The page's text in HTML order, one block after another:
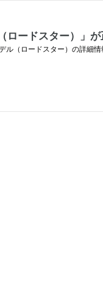
ードスター）」が
（ロードスター）の詳細情